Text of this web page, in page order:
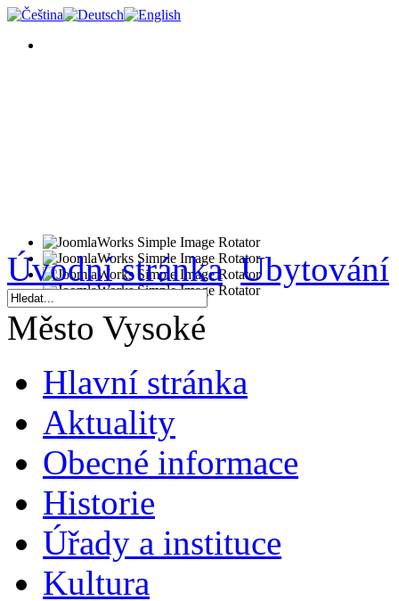
Úvodní stránka Ubytování
Město Vysoké
Hlavní stránka
Aktuality
Obecné informace
Historie
Úřady a instituce
Kultura